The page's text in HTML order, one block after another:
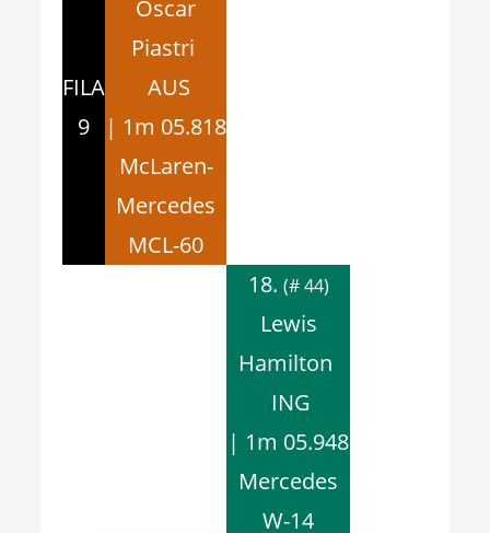
FILA
9
Oscar
Piastri
AUS
| 1m 05.818
McLaren-
Mercedes
MCL-60
18. (# 44)
Lewis
Hamilton
ING
| 1m 05.948
Mercedes
W-14